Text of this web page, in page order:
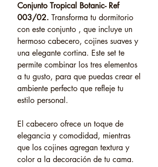
Conjunto Tropical Botanic- Ref
003/02. Transforma tu dormitorio
con este conjunto , que incluye un
hermoso cabecero, cojines suaves y
una elegante cortina. Este set te
permite combinar los tres elementos
a tu gusto, para que puedas crear el
ambiente perfecto que refleje tu
estilo personal.
El cabecero ofrece un toque de
elegancia y comodidad, mientras
que los cojines agregan textura y
color a la decoración de tu cama.